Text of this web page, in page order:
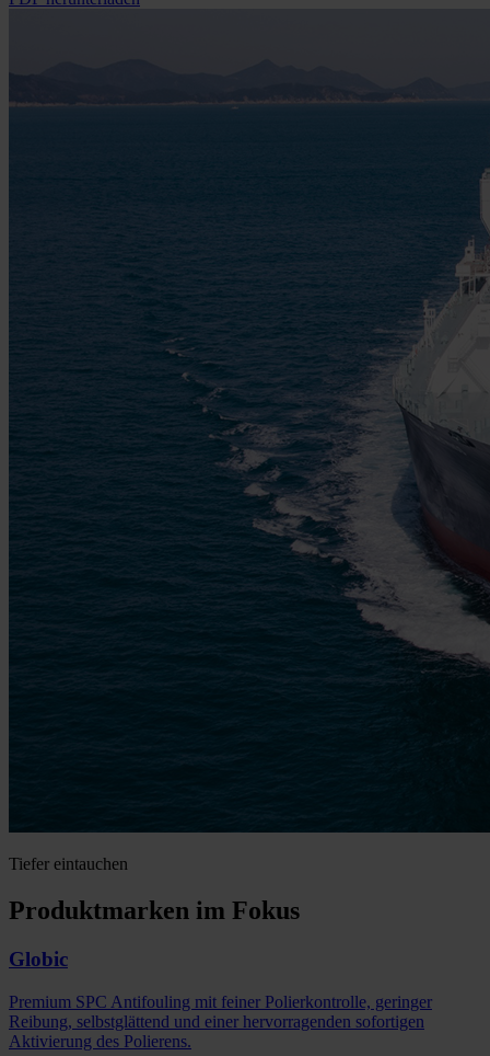
Tiefer eintauchen
Produktmarken im Fokus
Globic
Premium SPC Antifouling mit feiner Polierkontrolle, geringer
Reibung, selbstglättend und einer hervorragenden sofortigen
Aktivierung des Polierens.